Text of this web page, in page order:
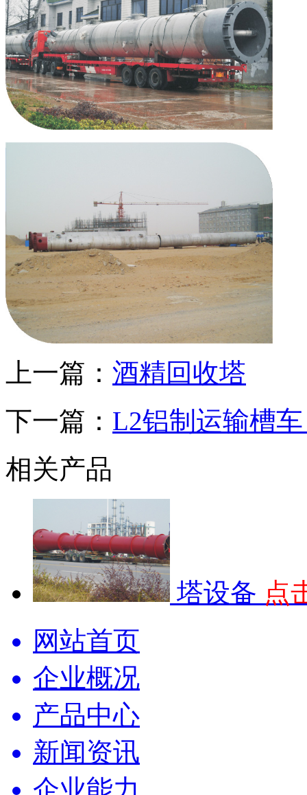
上一篇： 酒精回收塔
下一篇： L2铝制运输槽车
相关产品
塔设备 点
网站首页
企业概况
产品中心
新闻资讯